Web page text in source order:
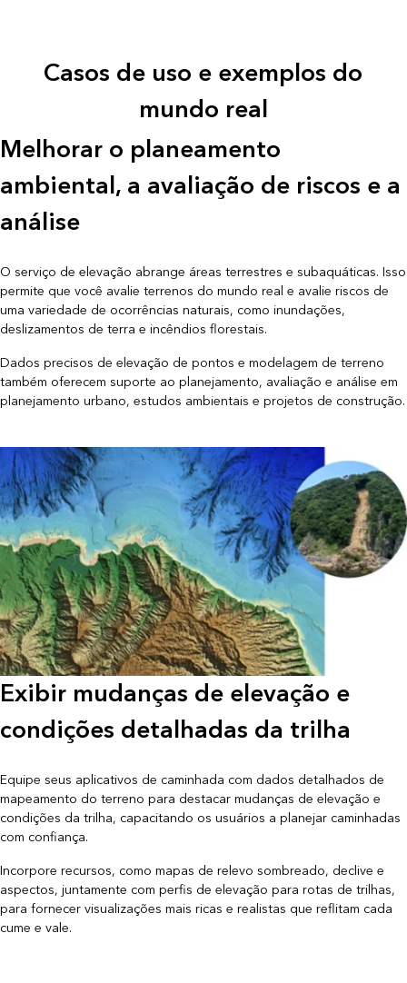
Casos de uso e exemplos do
mundo real
Melhorar o planeamento
ambiental, a avaliação de riscos e a
análise
O serviço de elevação abrange áreas terrestres e subaquáticas. Isso
permite que você avalie terrenos do mundo real e avalie riscos de
uma variedade de ocorrências naturais, como inundações,
deslizamentos de terra e incêndios florestais.
Dados precisos de elevação de pontos e modelagem de terreno
também oferecem suporte ao planejamento, avaliação e análise em
planejamento urbano, estudos ambientais e projetos de construção.
Exibir mudanças de elevação e
condições detalhadas da trilha
Equipe seus aplicativos de caminhada com dados detalhados de
mapeamento do terreno para destacar mudanças de elevação e
condições da trilha, capacitando os usuários a planejar caminhadas
com confiança.
Incorpore recursos, como mapas de relevo sombreado, declive e
aspectos, juntamente com perfis de elevação para rotas de trilhas,
para fornecer visualizações mais ricas e realistas que reflitam cada
cume e vale.